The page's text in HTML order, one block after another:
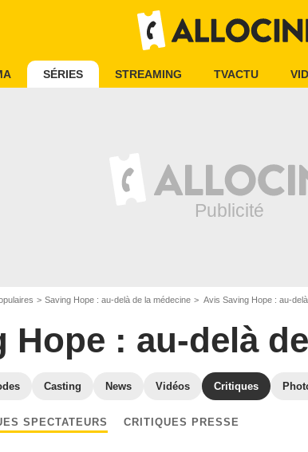
SÉRIES STREAMING TVACTU
Saving Hope : au-delà de la médecine Avis Saving Hope : au-
Hope : au-delà
Casting News Vidéos Critiques
SPECTATEURS CRITIQUES PRESSE